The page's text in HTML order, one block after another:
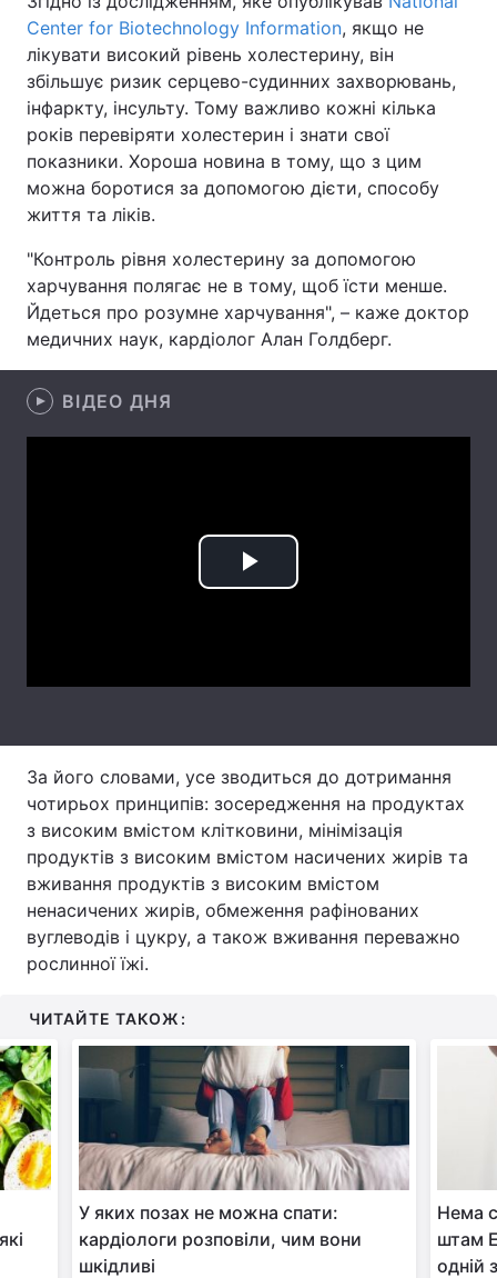
Спорт Наука
Техно і зв'язок Лайт
Зброя Інциденти
Здоров'я Туризм
Цікавинки
Екологія Регіони
Лонгріди
Відео з Youtube Статті
Тема оформлення
Center for Biotechnology Information, якщо не
лікувати високий рівень холестерину, він
збільшує ризик серцево-судинних захворювань,
інфаркту, інсульту. Тому важливо кожні кілька
років перевіряти холестерин і знати свої
показники. Хороша новина в тому, що з цим
можна боротися за допомогою дієти, способу
життя та ліків.
"Контроль рівня холестерину за допомогою
харчування полягає не в тому, щоб їсти менше.
Йдеться про розумне харчування", – каже доктор
медичних наук, кардіолог Алан Голдберг.
ВІДЕО ДНЯ
Play
За його словами, усе зводиться до дотримання
чотирьох принципів: зосередження на продуктах
з високим вмістом клітковини, мінімізація
продуктів з високим вмістом насичених жирів та
вживання продуктів з високим вмістом
ненасичених жирів, обмеження рафінованих
вуглеводів і цукру, а також вживання переважно
рослинної їжі.
ЧИТАЙТЕ ТАКОЖ:
У яких позах не можна спати:
кардіологи розповіли, чим вони
шкідливі
Нема
штам
одній